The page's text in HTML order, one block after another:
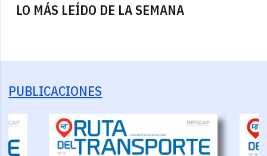
LO MÁS LEÍDO DE LA SEMANA
PUBLICACIONES